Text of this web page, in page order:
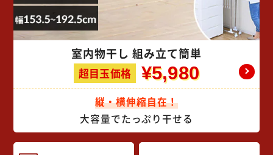
室内物干し 組み立て簡単
超目玉価格 ¥5,980
縦・横伸縮自在！
大容量でたっぷり干せる